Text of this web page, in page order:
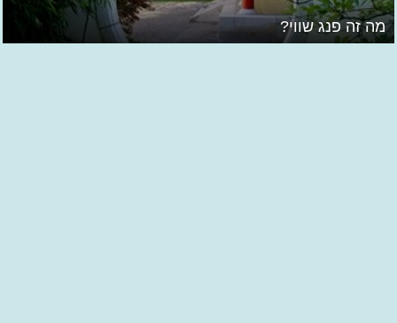
מה זה פנג שווי?